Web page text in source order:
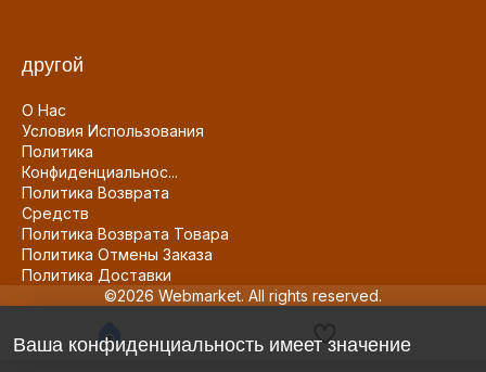
другой
О Нас
Условия Использования
Политика
Конфиденциальнос...
Политика Возврата
Средств
Политика Возврата Товара
Политика Отмены Заказа
Политика Доставки
©2026 Webmarket. All rights reserved.
Ваша конфиденциальность имеет значение